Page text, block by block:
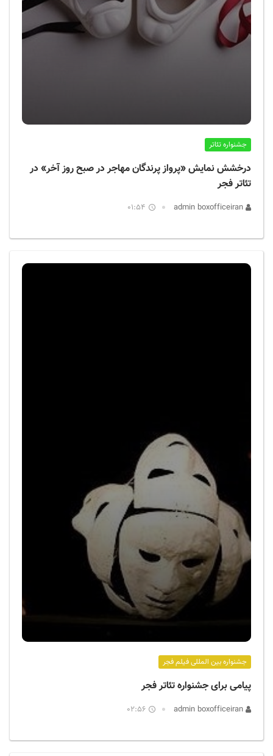
جشنواره تئاتر
درخشش نمایش «پرواز پرندگان مهاجر در صبح روز آخر» در
تئاتر فجر
01:54
جشنواره بین المللی فیلم فجر
پیامی برای جشنواره تئاتر فجر
02:56